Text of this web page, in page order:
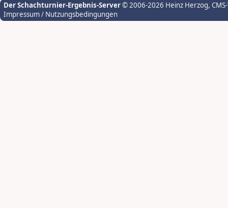
Der Schachturnier-Ergebnis-Server© 2006-2026 Heinz Herzog,
Impressum / Nutzungsbedingungen